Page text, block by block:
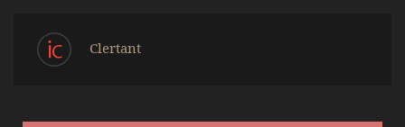
Clertant